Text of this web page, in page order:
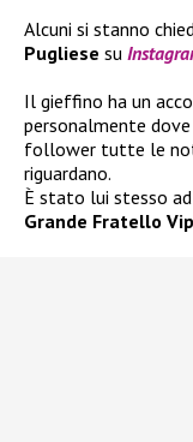
Alcuni si stanno
Pugliese su
Il gieffino ha un
personalmente
follower tutte le
riguardano.
È stato lui stesso
Grande Fratello Vip